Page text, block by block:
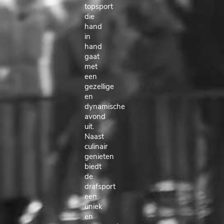
topsport
die
hand
in
hand
gaat
met
een
gezellige
en
dynamische
avond
uit.
Naast
culinair
genieten
biedt
de
drafsport
een
uniek
en